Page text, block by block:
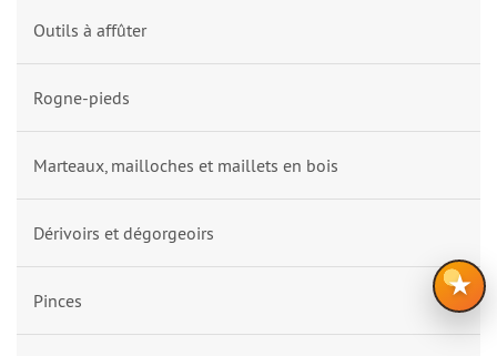
Outils à affûter
Rogne-pieds
Marteaux, mailloches et maillets en bois
Dérivoirs et dégorgeoirs
Pinces ★